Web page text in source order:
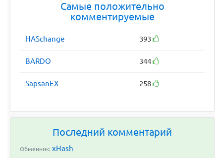
Самые положительно
комментируемые
HASchange 393
BARDO 344
SapsanEX 258
Последний комментарий
Обменник: xHash